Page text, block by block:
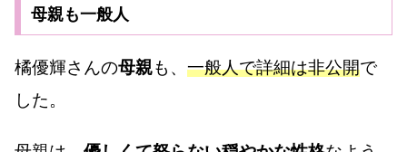
母親も一般人
橘優輝さんの母親も、 一般人で詳細は非公開で
した。